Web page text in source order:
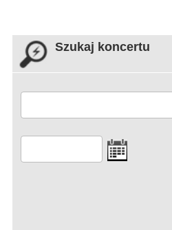
Szukaj koncertu